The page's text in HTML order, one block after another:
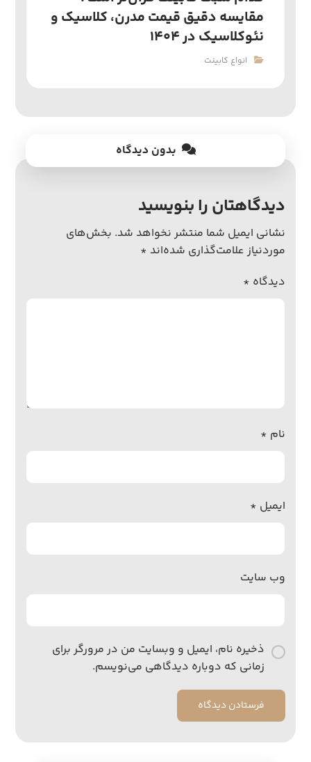
مقایسه دقیق قیمت مدرن، کلاسیک و
نئوکلاسیک در ۱۴۰۴
انواع کابینت
بدون دیدگاه
دیدگاهتان را بنویسید
نشانی ایمیل شما منتشر نخواهد شد. بخش‌های
موردنیاز علامت‌گذاری شده‌اند *
دیدگاه *
نام *
ایمیل *
وب‌ سایت
ذخیره نام، ایمیل و وبسایت من در مرورگر برای
زمانی که دوباره دیدگاهی می‌نویسم.
فرستادن دیدگاه